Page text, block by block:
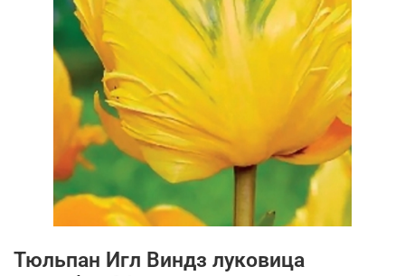
Тюльпан Игл Виндз луковица